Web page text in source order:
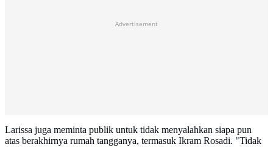
Advertisement
Larissa juga meminta publik untuk tidak menyalahkan siapa pun
atas berakhirnya rumah tangganya, termasuk Ikram Rosadi. "Tidak